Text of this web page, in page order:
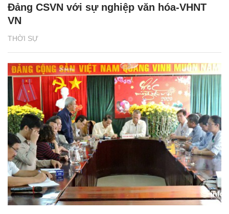
THỜI SỰ
Đảng CSVN với sự nghiệp văn hóa-VHNT
VN